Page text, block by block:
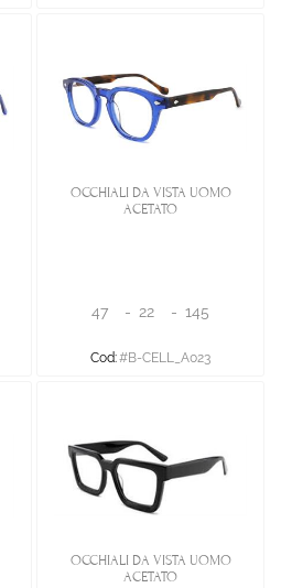
OCCHIALI DA VISTA UOMO
ACETATO
47 - 22 - 145
Cod:#B-CELL_A023
OCCHIALI DA VISTA UOMO
ACETATO